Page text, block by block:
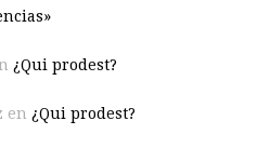
¿Qui prodest?
en ¿Qui prodest?